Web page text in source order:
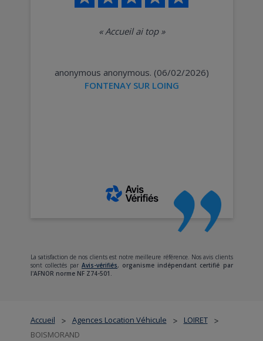
Accueil > Agences Location Véhicule > LOIRET >
BOISMORAND
« Accueil ai top»
anonymous anonymous. (06/02/2026)
FONTENAY SUR LOING
La satisfaction de nos clients est notre meilleure référence. Nos avis clients
sont collectés par Avis-vérifiés, organisme indépendant certifié par
l'AFNOR norme NF Z74-501.